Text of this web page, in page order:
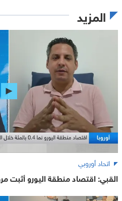
المزيد
اتحاد أوروبي
القبي: اقتصاد منطقة اليورو أثبت